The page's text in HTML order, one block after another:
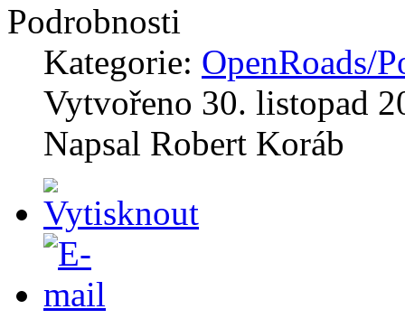
Podrobnosti
Kategorie: OpenRoads/
Vytvořeno 30. listopad
Napsal Robert Koráb